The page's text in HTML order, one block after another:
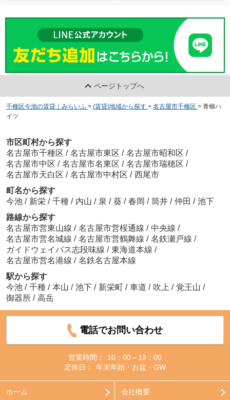
ページトップへ
千種区今池の賃貸｜みらいふ > (賃貸)地域から探す > 名古屋市千種区 > 青柳ハ
イツ
市区町村から探す
名古屋市千種区 / 名古屋市東区 / 名古屋市昭和区 /
名古屋市中区 / 名古屋市名東区 / 名古屋市瑞穂区 /
名古屋市天白区 / 名古屋市中村区 / 西尾市
町名から探す
今池 / 新栄 / 千種 / 内山 / 泉 / 葵 / 春岡 / 筒井 / 仲田 / 池下
路線から探す
名古屋市営東山線 / 名古屋市営桜通線 / 中央線 /
名古屋市営名城線 / 名古屋市営鶴舞線 / 名鉄瀬戸線 /
ガイドウェイバス志段味線 / 東海道本線 /
名古屋市営名港線 / 名鉄名古屋本線
駅から探す
今池 / 千種 / 本山 / 池下 / 新栄町 / 車道 / 吹上 / 覚王山 /
御器所 / 高岳
電話でお問い合わせ
営業時間：
10：00～19：00
定休日：
年末年始・お盆・GW
ホーム 会社概要